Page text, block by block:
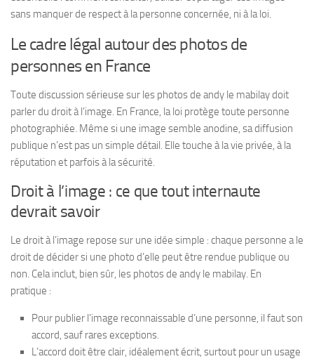
sans manquer de respect à la personne concernée, ni à la loi.
Le cadre légal autour des photos de
personnes en France
Toute discussion sérieuse sur les photos de andy le mabilay doit
parler du droit à l’image. En France, la loi protège toute personne
photographiée. Même si une image semble anodine, sa diffusion
publique n’est pas un simple détail. Elle touche à la vie privée, à la
réputation et parfois à la sécurité.
Droit à l’image : ce que tout internaute
devrait savoir
Le droit à l’image repose sur une idée simple : chaque personne a le
droit de décider si une photo d’elle peut être rendue publique ou
non. Cela inclut, bien sûr, les photos de andy le mabilay. En
pratique :
Pour publier l’image reconnaissable d’une personne, il faut son
accord, sauf rares exceptions.
L’accord doit être clair, idéalement écrit, surtout pour un usage